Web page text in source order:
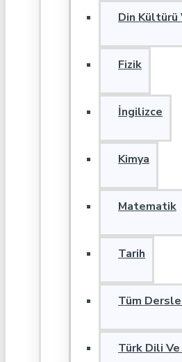
Din Kültürü
Fizik
İngilizce
Kimya
Matematik
Tarih
Tüm
Türk Dili Ve